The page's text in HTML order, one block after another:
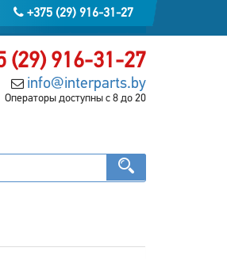
+375 (29) 916-31-27
(29) 916-31-27
info@interparts.by
Операторы доступны с 8 до 20